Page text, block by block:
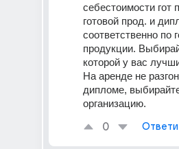
себестоимости гот
готовой прод. и
соответственно по
продукции.
которой у вас
На аренде не
дипломе,
организацию.
0